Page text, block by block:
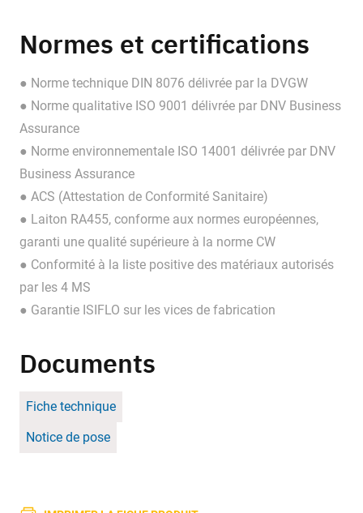
Normes et certifications
● Norme technique DIN 8076 délivrée par la DVGW
● Norme qualitative ISO 9001 délivrée par DNV Business
Assurance
● Norme environnementale ISO 14001 délivrée par DNV
Business Assurance
● ACS (Attestation de Conformité Sanitaire)
● Laiton RA455, conforme aux normes européennes,
garanti une qualité supérieure à la norme CW
● Conformité à la liste positive des matériaux autorisés
par les 4 MS
● Garantie ISIFLO sur les vices de fabrication
Documents
Fiche technique
Notice de pose